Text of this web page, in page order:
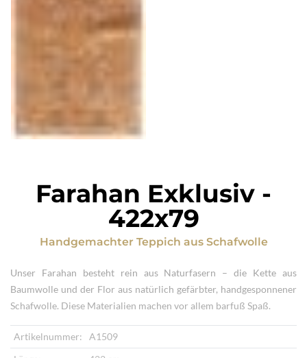
Farahan Exklusiv -
422x79
Handgemachter Teppich aus Schafwolle
Unser Farahan besteht rein aus Naturfasern – die Kette aus
Baumwolle und der Flor aus natürlich gefärbter, handgesponnener
Schafwolle. Diese Materialien machen vor allem barfuß Spaß.
Artikelnummer:
A1509